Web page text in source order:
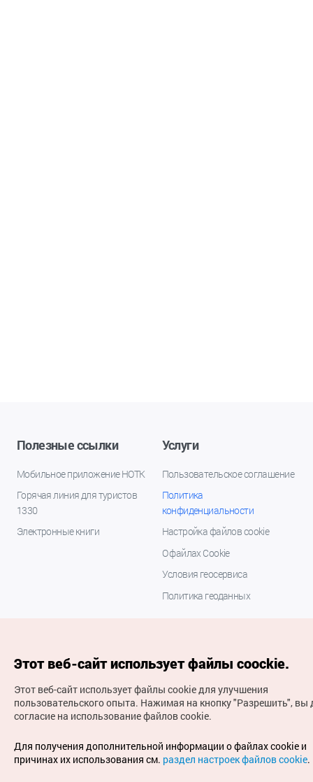
Полезные ссылки
Мобильное приложение НОТК
Горячая линия для туристов
1330
Электронные книги
Услуги
Пользовательское соглашение
Политика
конфиденциальности
Настройка файлов cookie
О файлах Cookie
Условия геосервиса
Политика геоданных
(с) Национальная организация туризма Кореи Все
права защищены
Для извещения об ошибках и проблемах, связанных с
работой веб-сайта, направляйте ваши запросы на
Этот веб-сайт использует файлы coockie.
Этот веб-сайт использует файлы cookie для улучшения
пользовательского опыта. Нажимая на кнопку "Разрешить", вы
согласие на использование файлов cookie.
Для получения дополнительной информации о файлах cookie и
причинах их использования см. раздел настроек файлов cookie.